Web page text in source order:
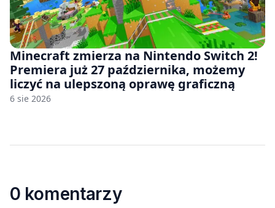
Minecraft zmierza na Nintendo Switch 2!
Premiera już 27 października, możemy
liczyć na ulepszoną oprawę graficzną
6 sie 2026
0 komentarzy